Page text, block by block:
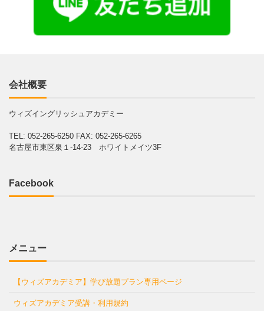
会社概要
ウィズイングリッシュアカデミー
TEL: 052-265-6250 FAX: 052-265-6265
名古屋市東区泉１-14-23 ホワイトメイツ3F
Facebook
メニュー
【ウィズアカデミア】学び放題プラン専用ページ
ウィズアカデミア受講・利用規約